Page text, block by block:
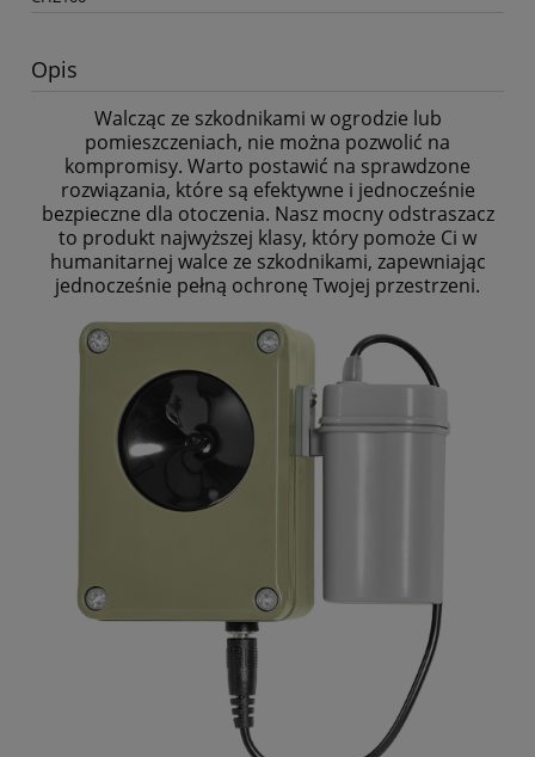
Opis
Walcząc ze szkodnikami w ogrodzie lub
pomieszczeniach, nie można pozwolić na
kompromisy. Warto postawić na sprawdzone
rozwiązania, które są efektywne i jednocześnie
bezpieczne dla otoczenia. Nasz mocny odstraszacz
to produkt najwyższej klasy, który pomoże Ci w
humanitarnej walce ze szkodnikami, zapewniając
jednocześnie pełną ochronę Twojej przestrzeni.